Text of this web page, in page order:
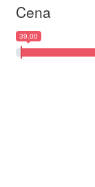
Blog
Wyprzedaż
Cena
39.00